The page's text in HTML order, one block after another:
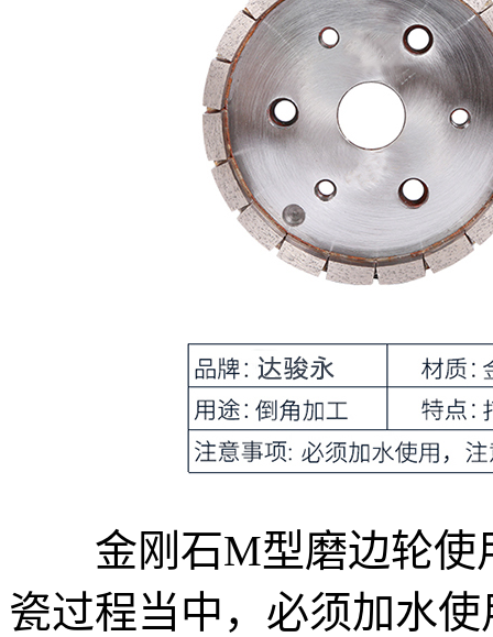
金刚石M型磨边轮使
瓷过程当中，必须加水